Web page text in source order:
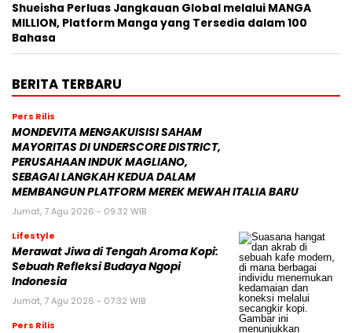
Shueisha Perluas Jangkauan Global melalui MANGA
MILLION, Platform Manga yang Tersedia dalam 100
Bahasa
BERITA TERBARU
Pers Rilis
MONDEVITA MENGAKUISISI SAHAM
MAYORITAS DI UNDERSCORE DISTRICT,
PERUSAHAAN INDUK MAGLIANO,
SEBAGAI LANGKAH KEDUA DALAM
MEMBANGUN PLATFORM MEREK MEWAH ITALIA BARU
Jumat, 7 Agu 2026 - 09:32 WIB
Lifestyle
Merawat Jiwa di Tengah Aroma Kopi:
Sebuah Refleksi Budaya Ngopi
Indonesia
Jumat, 7 Agu 2026 - 07:32 WIB
Pers Rilis